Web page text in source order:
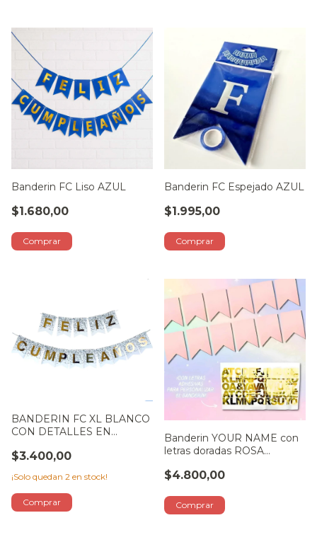
Banderin FC Liso AZUL
$1.680,00
Banderin FC Espejado AZUL
$1.995,00
BANDERIN FC XL BLANCO
CON DETALLES EN
$3.400,00
¡Solo quedan 2 en stock!
Banderin YOUR NAME con
letras doradas ROSA
$4.800,00